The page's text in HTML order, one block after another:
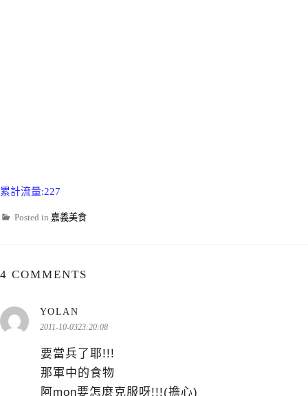
累計流量:227
Posted in 嘉義美食
4 COMMENTS
YOLAN
示:
2011-10-0323:20:08
要當兵了耶!!!
那軍中的食物
阿mon要怎麼克服呀!!!(擔心)